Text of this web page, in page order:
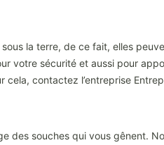
la terre, de ce fait, elles
votre sécurité et aussi pour
contactez l’entreprise
des souches qui vous gênent.